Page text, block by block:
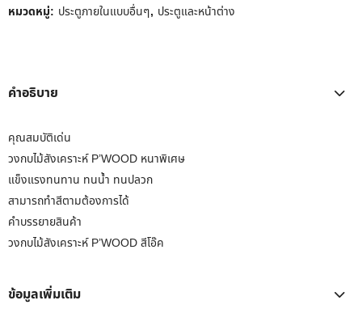
หมวดหมู่: ประตูภายในแบบอื่นๆ, ประตูและหน้าต่าง
คำอธิบาย
คุณสมบัติเด่น
วงกบไม้สังเคราะห์ P’WOOD หนาพิเศษ
แข็งแรงทนทาน ทนน้ำ ทนปลวก
สามารถทำสีตามต้องการได้
คำบรรยายสินค้า
วงกบไม้สังเคราะห์ P’WOOD สีโอ๊ค
ข้อมูลเพิ่มเติม